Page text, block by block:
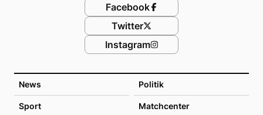
News Politik
Sport Matchcenter
Facebook
Twitter
Instagram